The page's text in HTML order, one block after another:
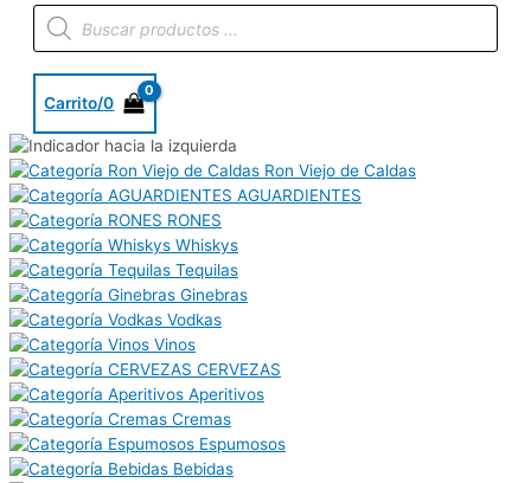
Búsqueda
de
productos
Carrito/0
Ron Viejo de Caldas
AGUARDIENTES
RONES
Whiskys
Tequilas
Ginebras
Vodkas
Vinos
CERVEZAS
Aperitivos
Cremas
Espumosos
Bebidas